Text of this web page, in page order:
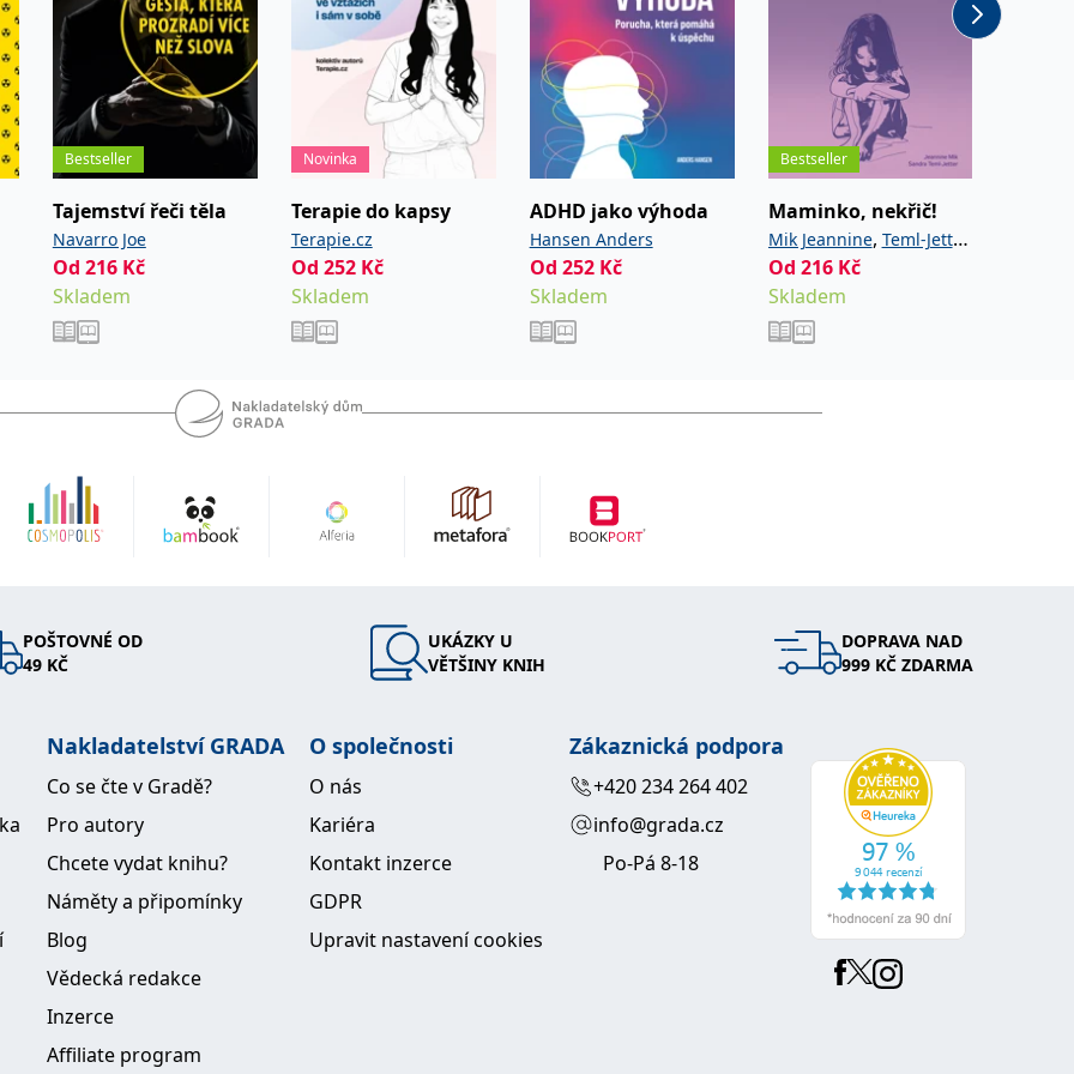
a
v
fyzika,
letech
a
řízené a
a
Bestseller
Tajemství řeči těla
Navarro Joe
Od 216 Kč
Skladem
Novinka
Terapie do kapsy
Terapie.cz
Od 252 Kč
Skladem
ADHD jako výhoda
Hansen Anders
Od 252 Kč
Skladem
Bestseller
Maminko, nekřič!
Mik Jeannine, Teml-Jetter
Sandra
Od 216 Kč
Skladem
POŠTOVNÉ OD
49 KČ
UKÁZKY U
VĚTŠINY KNIH
DOPRAVA NAD
999 KČ ZDARMA
Nakladatelství GRADA
Co se čte v Gradě?
Pro autory
Chcete vydat knihu?
Náměty a připomínky
Blog
Vědecká redakce
Inzerce
Affiliate program
O společnosti
O nás
Kariéra
Kontakt inzerce
GDPR
Upravit nastavení cookies
Zákaznická podpora
+420 234 264 402
info@grada.cz
Po-Pá 8-18